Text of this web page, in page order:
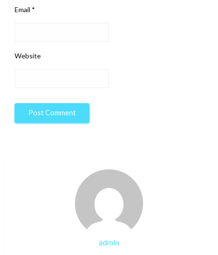
Email *
Website
admin